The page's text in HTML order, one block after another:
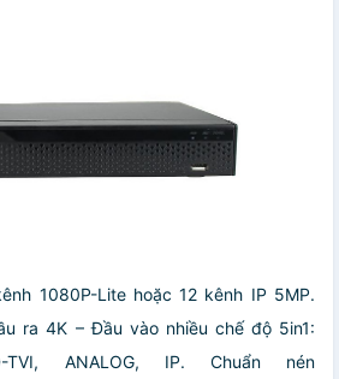
1080P-Lite hoặc 12 kênh IP 5MP.
ra 4K – Đầu vào nhiều chế độ 5in1:
TVI, ANALOG, IP. Chuẩn nén